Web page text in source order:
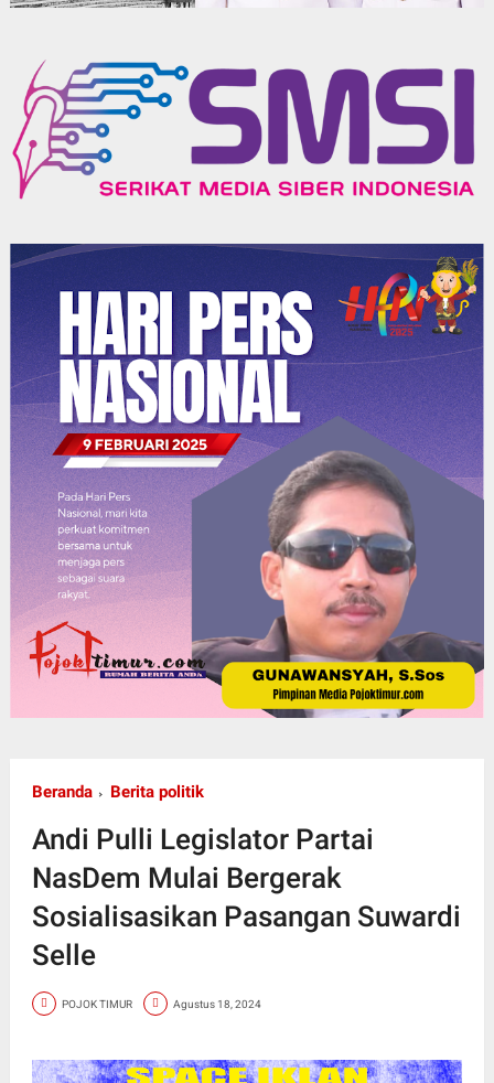
Beranda Berita politik
Andi Pulli Legislator Partai
NasDem Mulai Bergerak
Sosialisasikan Pasangan Suwardi
Selle
POJOK TIMUR Agustus 18, 2024